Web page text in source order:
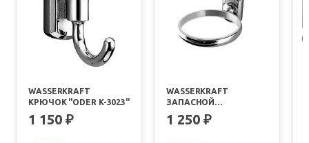
WASSERKRAFT
КРЮЧОК "ODER K-3023"
1 150 ₽
WASSERKRAFT
ЗАПАСНОЙ
ДЕРЖАТЕЛЬ ЩЕТКИ
ДЛЯ УНИТАЗА ODER
1 250 ₽